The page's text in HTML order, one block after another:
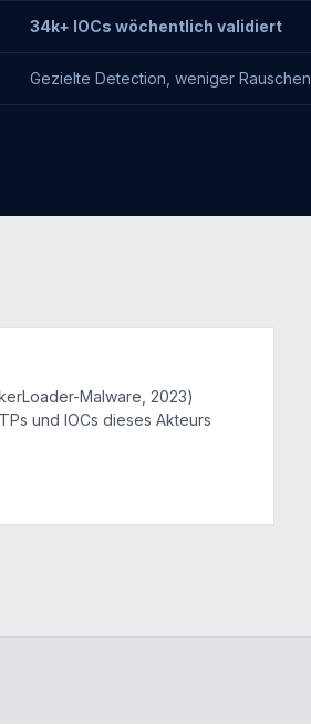
34k+ IOCs wöchentlich validiert
Gezielte Detection, weniger Rauschen
Malware, 2023)
und IOCs dieses Akteurs